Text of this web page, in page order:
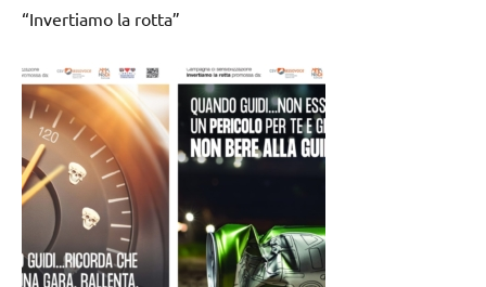
“Invertiamo la rotta”